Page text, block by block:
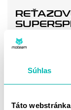
Súhlas
Táto
Pevnější zuby =
Kolečko 13z, řetěz
Doprava